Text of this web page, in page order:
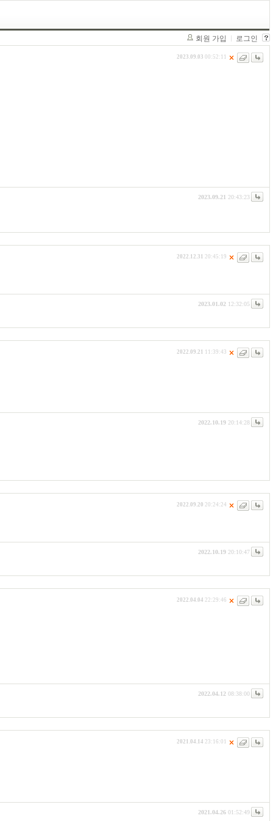
회원 가입 로그인
2023.09.03 00:52:11
2023.09.21 20:43:23
2022.12.31 20:45:19
2023.01.02 12:32:05
2022.09.21 11:39:43
2022.10.19 20:14:28
2022.09.20 20:24:24
2022.10.19 20:10:47
2022.04.04 22:29:46
2022.04.12 08:38:00
2021.04.14 23:16:01
2021.04.26 01:52:49